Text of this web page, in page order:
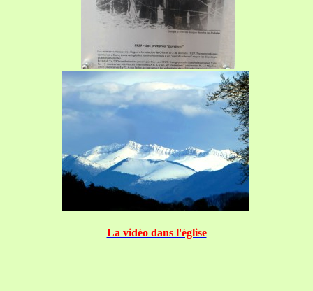
La vidéo dans l'église